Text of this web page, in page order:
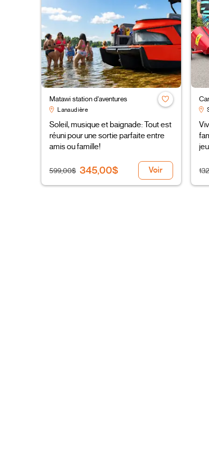
Matawi station d'aventures
Lanaudière
Soleil, musique et baignade: Tout est
réuni pour une sortie parfaite entre
amis ou famille!
599,00$ 345,00$ Voir